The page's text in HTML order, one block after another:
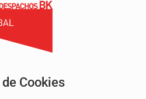
Cookies
respecta a la idoneidad
cabe decir que la
judicial, en la
(por no decir en todas)
la versión y argumentos